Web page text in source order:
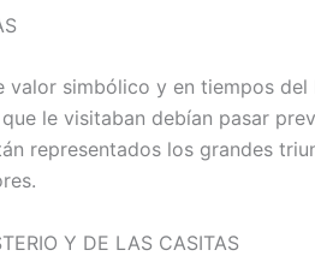
valor simbólico y en tiempos del
le visitaban debían pasar
representados los grandes
Y DE LAS CASITAS